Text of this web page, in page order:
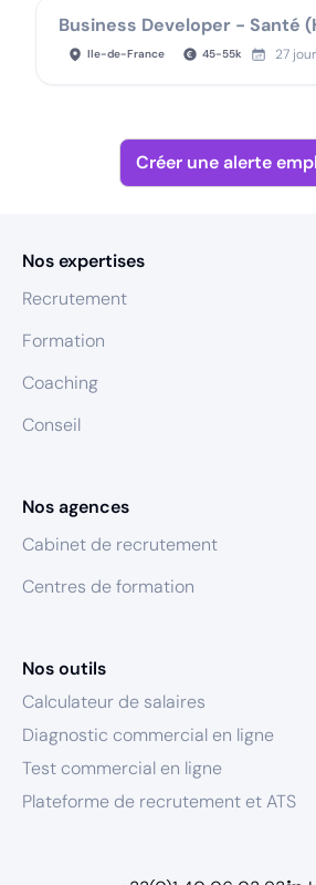
Business Developer - Santé
Ile-de-France 45-55k 27
Créer une alerte
Nos expertises
Recrutement
Formation
Coaching
Conseil
Nos agences
Cabinet de recrutement
Centres de formation
Nos outils
Calculateur de salaires
Diagnostic commercial en ligne
Test commercial en ligne
Plateforme de recrutement et ATS